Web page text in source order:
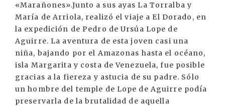
«Marañones».Junto a sus ayas La Torralba y
María de Arriola, realizó el viaje a El Dorado, en
la expedición de Pedro de Ursúa Lope de
Aguirre. La aventura de esta joven casi una
niña, bajando por el Amazonas hasta el océano,
isla Margarita y costa de Venezuela, fue posible
gracias a la fiereza y astucia de su padre. Sólo
un hombre del temple de Lope de Aguirre podía
preservarla de la brutalidad de aquella